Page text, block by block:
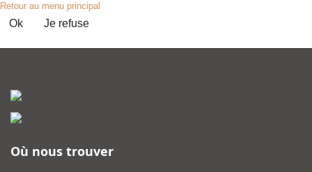
Retour au menu principal
Où nous trouver
Ok Je refuse